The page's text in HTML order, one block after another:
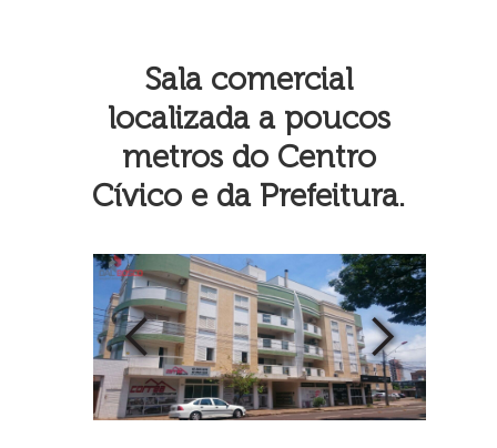
Sala comercial
localizada a poucos
metros do Centro
Cívico e da Prefeitura.